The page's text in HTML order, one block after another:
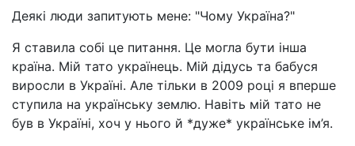
Деякі люди запитують мене: "Чому Україна?"
Я ставила собі це питання. Це могла бути інша
країна. Мій тато українець. Мій дідусь та бабуся
виросли в Україні. Але тільки в 2009 році я вперше
ступила на українську землю. Навіть мій тато не
був в Україні, хоч у нього й *дуже* українське ім’я.